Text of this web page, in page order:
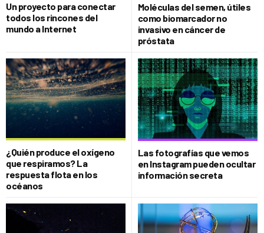
Un proyecto para conectar
todos los rincones del
mundo a Internet
Moléculas del semen, útiles
como biomarcador no
invasivo en cáncer de
próstata
¿Quién produce el oxígeno
que respiramos? La
respuesta flota en los
océanos
Las fotografías que vemos
en Instagram pueden ocultar
información secreta